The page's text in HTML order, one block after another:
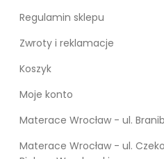
Regulamin sklepu
Zwroty i reklamacje
Koszyk
Moje konto
Materace Wrocław - ul.
Materace Wrocław - ul.